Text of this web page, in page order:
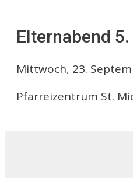
Elternabend
Mittwoch, 23.
Pfarreizentrum St.